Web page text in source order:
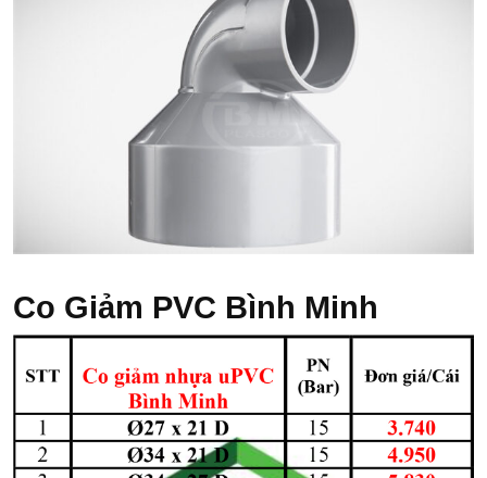
Co Giảm PVC Bình Minh